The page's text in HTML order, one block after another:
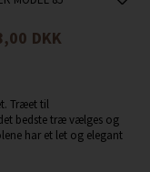
DKK
Træet til
bedste træ vælges og
har et let og elegant